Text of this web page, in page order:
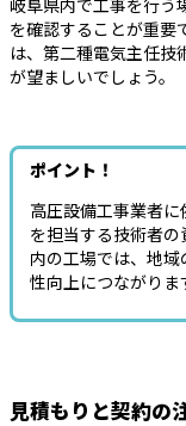
を確認することが重要
は、第二種電気主任技
が望ましいでしょう。
ポイント！
高圧設備工事業者
を担当する技術者
内の工場では、地
性向上につながりま
見積もりと契約の